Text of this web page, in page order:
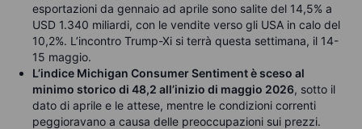
esportazioni da gennaio ad aprile sono salite del 14,5% a
USD 1.340 miliardi, con le vendite verso gli USA in calo del
10,2%. L’incontro Trump-Xi si terrà questa settimana, il 14-
15 maggio.
L’indice Michigan Consumer Sentiment è sceso al
minimo storico di 48,2 all’inizio di maggio 2026, sotto il
dato di aprile e le attese, mentre le condizioni correnti
peggioravano a causa delle preoccupazioni sui prezzi.